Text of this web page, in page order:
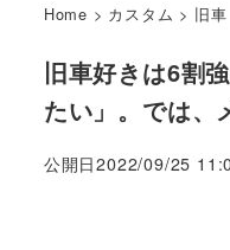
Home > カスタム > 旧車
旧車好きは6割
たい」。では、
公開日2022/09/25